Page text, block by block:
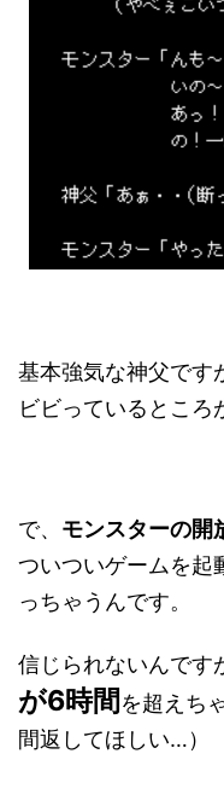
基本強気な神父です
ビビっているところ
で、 モンスターの開
ついついゲームを起
っちゃうんです。
信じられないんです
が6時間 を超えち
間返してほしい…）